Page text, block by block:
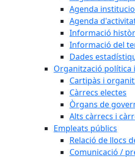
Agenda
Agenda
Informació
Informació del
Dades
Organització política
Cartipàs i
Càrrecs electes
Òrgans de
Alts càrrecs i
Empleats públics
Relació de llocs
Comunicació /